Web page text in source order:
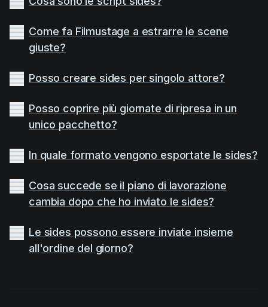
Come fa Filmustage a estrarre le scene
giuste?
Posso creare sides per singolo attore?
Posso coprire più giornate di ripresa in un
unico pacchetto?
In quale formato vengono esportate le sides?
Cosa succede se il piano di lavorazione
cambia dopo che ho inviato le sides?
Le sides possono essere inviate insieme
all'ordine del giorno?